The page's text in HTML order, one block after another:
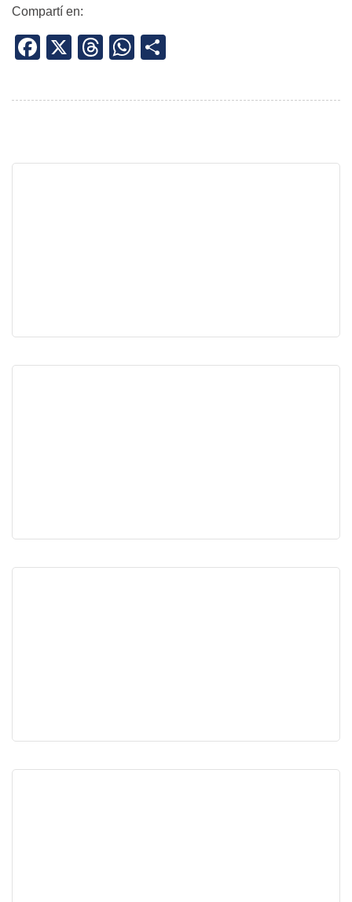
Compartí en:
Facebook
X Threads
WhatsApp